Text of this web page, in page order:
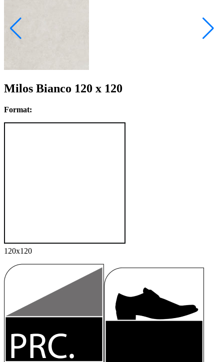
Milos Bianco 120 x 120
Format:
120x120